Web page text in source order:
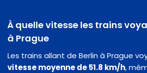
À quelle vitesse les trains
à Prague
Les trains allant de Berlin à Prague
vitesse moyenne de 51.8 km/h,